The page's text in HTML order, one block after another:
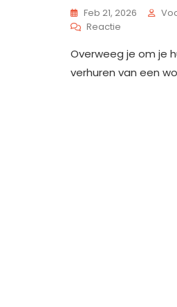
Feb 21, 2026
Reactie
Voor
Het
Overweeg je om je
verhuren van een